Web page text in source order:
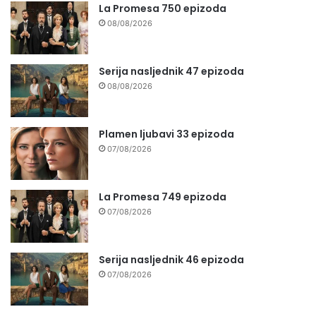
La Promesa 750 epizoda
08/08/2026
Serija nasljednik 47 epizoda
08/08/2026
Plamen ljubavi 33 epizoda
07/08/2026
La Promesa 749 epizoda
07/08/2026
Serija nasljednik 46 epizoda
07/08/2026